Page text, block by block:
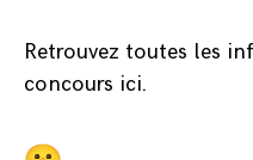
Retrouvez toutes les
concours ici.